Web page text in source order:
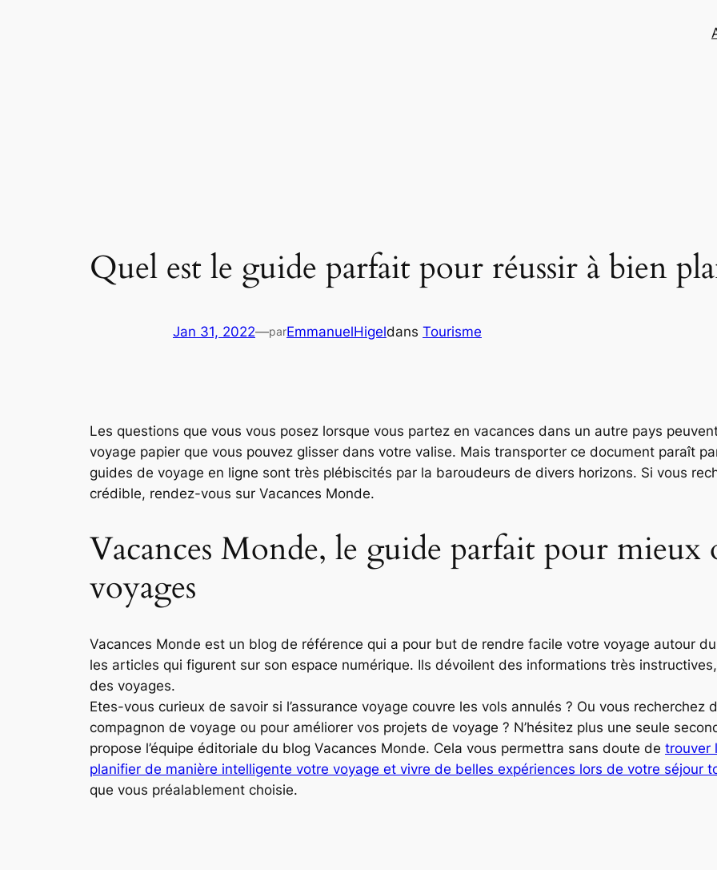
Quel est le guide parfait pour réussir à bien
Jan 31, 2022—parEmmanuelHigeldans Tourisme
Les questions que vous vous posez lorsque vous partez en vacances dans un autre pays
voyage papier que vous pouvez glisser dans votre valise. Mais transporter ce document paraît
guides de voyage en ligne sont très plébiscités par la baroudeurs de divers horizons. Si vous
crédible, rendez-vous sur Vacances Monde.
Vacances Monde, le guide parfait pour mieux
voyages
Vacances Monde est un blog de référence qui a pour but de rendre facile votre voyage autour
les articles qui figurent sur son espace numérique. Ils dévoilent des informations très
des voyages.
Etes-vous curieux de savoir si l’assurance voyage couvre les vols annulés ? Ou vous recherchez
compagnon de voyage ou pour améliorer vos projets de voyage ? N’hésitez plus une seule
propose l’équipe éditoriale du blog Vacances Monde. Cela vous permettra sans doute de trouver
planifier de manière intelligente votre voyage et vivre de belles expériences lors de votre séjour
que vous préalablement choisie.